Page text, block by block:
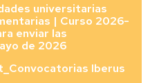
universitarias
| Curso 2026-
enviar las
de 2026
Iberus